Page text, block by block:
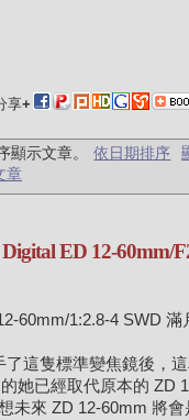
享+
顯示文章。 依日期排序
章
ED 12-60mm/
60mm/1:2.8-4 SWD 滿
了這隻標準變焦鏡後，
她已經取代原本的 ZD
想未來 ZD 12-60mm 將